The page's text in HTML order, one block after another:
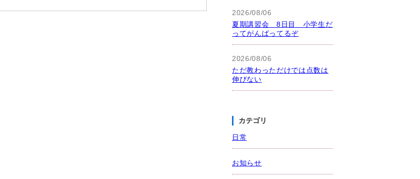
2026/08/06
夏期講習会 8日目 小学生だ
ってがんばってるぞ
2026/08/06
ただ教わっただけでは点数は
伸びない
カテゴリ
日常
お知らせ